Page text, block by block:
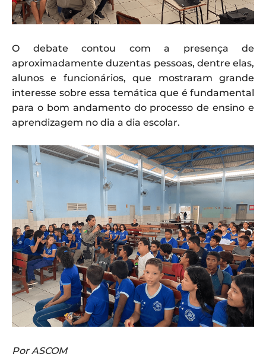
O debate contou com a presença de
aproximadamente duzentas pessoas, dentre elas,
alunos e funcionários, que mostraram grande
interesse sobre essa temática que é fundamental
para o bom andamento do processo de ensino e
aprendizagem no dia a dia escolar.
Por ASCOM